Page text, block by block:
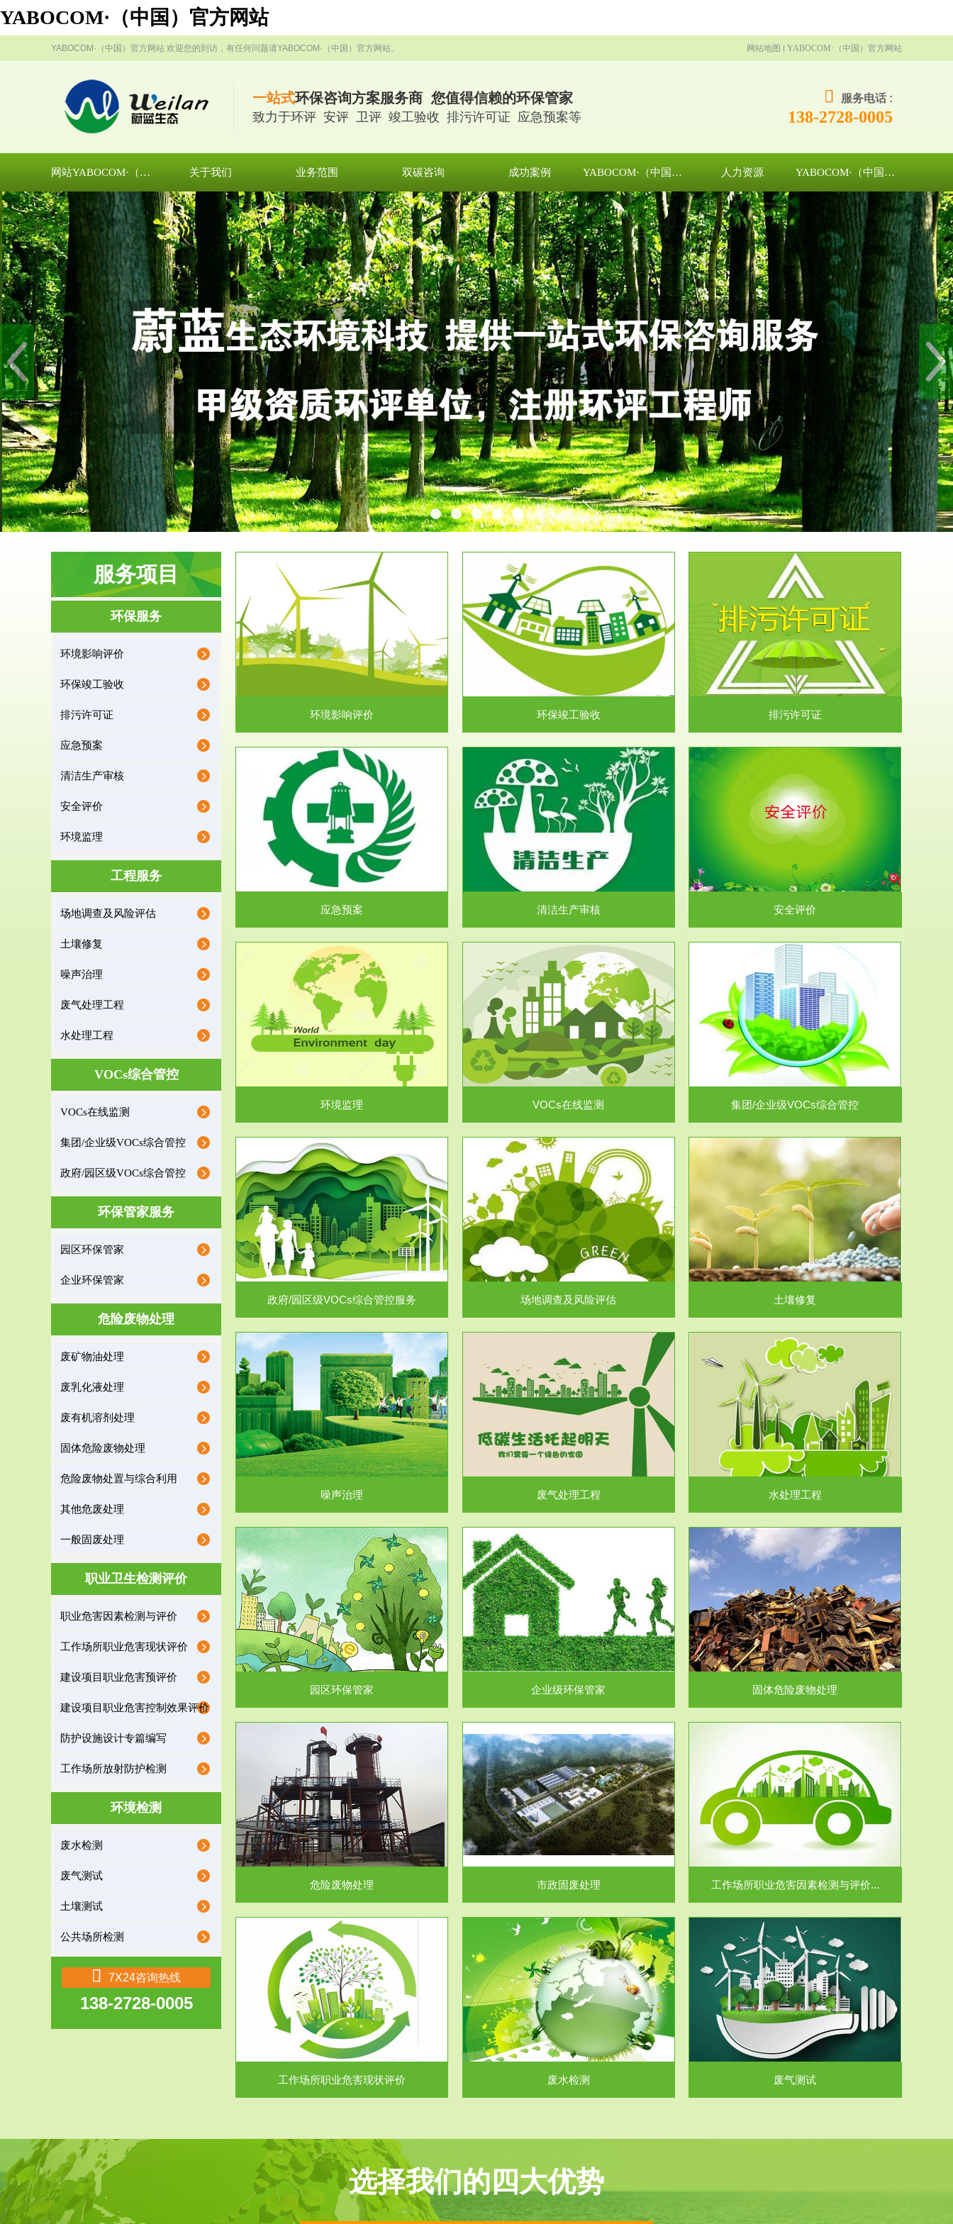
YABOCOM·（中国）官方网站
YABOCOM·（中国）官方网站 欢迎您的到访，有任何问题请YABOCOM·（中国）官方网站。 网站地图 YABOCOM·（中国）官方网站
一站式环保咨询方案服务商 您值得信赖的环保管家
致力于环评 安评 卫评 竣工验收 排污许可证 应急预案等
服务电话 :
138-2728-0005
网站YABOCOM·（中国）官方网站 关于我们 业务范围 双碳咨询 成功案例 YABOCOM·（中国）官方网站 人力资源 YABOCOM·（中国）官方网站
服务项目
环保服务
环境影响评价
环保竣工验收
排污许可证
应急预案
清洁生产审核
安全评价
环境监理
工程服务
场地调查及风险评估
土壤修复
噪声治理
废气处理工程
水处理工程
VOCs综合管控
VOCs在线监测
集团/企业级VOCs综合管控
政府/园区级VOCs综合管控
环保管家服务
园区环保管家
企业环保管家
危险废物处理
废矿物油处理
废乳化液处理
废有机溶剂处理
固体危险废物处理
危险废物处置与综合利用
其他危废处理
一般固废处理
职业卫生检测评价
职业危害因素检测与评价
工作场所职业危害现状评价
建设项目职业危害预评价
建设项目职业危害控制效果评价
防护设施设计专篇编写
工作场所放射防护检测
环境检测
废水检测
废气测试
土壤测试
公共场所检测
7X24咨询热线
138-2728-0005
服务范围
环境影响评价
据《中华人民共和国环境保护法》第十九条 编制
有关开发利用规划，建...
环境影响评价
服务范围
环保竣工验收
根据《建设项目环境保护管理条例》第十七条 编
制环境影响报告书、...
环保竣工验收
服务范围
排污许可证
排污许可申报咨询：（排污许可证）根据《中华
人民共和国环境保护法》...
排污许可证
业事业单位应当按照...
应急预案
服务范围
清洁生产审核
根据《中华人民共和国清洁生产促进法》、《清
洁生产审核暂行办法...
清洁生产审核
服务范围
安全评价
安全评价安全评价目的是查找、分析和预测工
程、系统、生产经营活...
安全评价
收监管的重要辅助...
环境监理
服务范围
VOCs在线监测
根据《重点区域大气污染防治“十二五”规划》有
机废气净化率达...
VOCs在线监测
服务范围
集团/企业级VOCs综合管控
进行VOCs管控，首先就要找到排放的源头，并
监测估算出排放量。企业...
集团/企业级VOCs综合管控
政府/园区级VOCs综合管控服务
根据《石化行业挥发性有机物综合整治方案》文
政府/园区级VOCs综合管控服务
服务范围
场地调查及风险评估
受政府或企业委托，对于拟关停搬迁和拟变更土
地利用方式或者土地使...
场地调查及风险评估
服务范围
土壤修复
土壤修复
服务范围
噪声治理
噪声治理
服务范围
废气处理工程
废气处理工程
服务范围
水处理工程
水处理工程
服务范围
园区环保管家
保护作用促进供给侧结...
园区环保管家
服务范围
企业级环保管家
排污许可证作为企业环保执法情况的一个重要依
据，其必要性及合规性...
企业级环保管家
服务范围
固体危险废物处理
固体废物解释：固体废物是指人们在生产建设、
日常生活和其他活动中...
固体危险废物处理
服务范围
危险废物处理
危险废物解释：根据《中华人民共和国固体废物
污染防治法》的规定，危...
危险废物处理
服务范围
市政固废处理
蔚蓝生态环境科技所从事的市政废物处理业务包
括市政废物的处理处...
市政固废处理
服务范围
工作场所职业危害因素检测与评价...
【检测评价意义】：全面了解工作场所职业病危
害因素分布与浓（强）度...
工作场所职业危害因素检测与评价...
服务范围
工作场所职业危害现状评价
工作场所职业危害现状评价
服务范围
废水检测
废水污水检测主要是对企业工厂在生产工艺过程
中排出的废水、污水...
废水检测
服务范围
废气测试
检测范围工业废气检测包括有机废气和无机废
气。有机废气主要包括...
废气测试
选择我们的四大优势